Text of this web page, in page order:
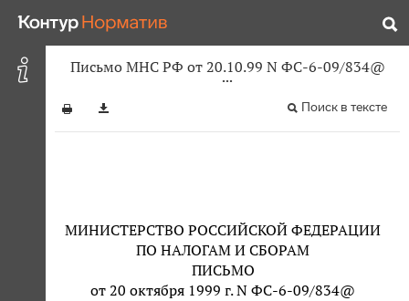
Письмо МНС РФ от 20.10.99 N ФС-6-09/834@
Поиск в тексте
МИНИСТЕРСТВО РОССИЙСКОЙ ФЕДЕРАЦИИ
ПО НАЛОГАМ И СБОРАМ
ПИСЬМО
от 20 октября 1999 г. N ФС-6-09/834@